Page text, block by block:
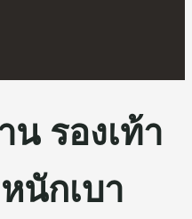
น รองเท้า
นักเบา